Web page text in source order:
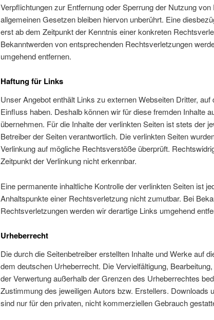
Verpflichtungen zur Entfernung oder Sperrung der Nutzung
allgemeinen Gesetzen bleiben hiervon unberührt. Eine
erst ab dem Zeitpunkt der Kenntnis einer konkreten
Bekanntwerden von entsprechenden Rechtsverletzungen
umgehend entfernen.
Haftung für Links
Unser Angebot enthält Links zu externen Webseiten Dritter, auf
Einfluss haben. Deshalb können wir für diese fremden Inhalte
übernehmen. Für die Inhalte der verlinkten Seiten ist stets der
Betreiber der Seiten verantwortlich. Die verlinkten Seiten
Verlinkung auf mögliche Rechtsverstöße überprüft.
Zeitpunkt der Verlinkung nicht erkennbar.
Eine permanente inhaltliche Kontrolle der verlinkten Seiten ist
Anhaltspunkte einer Rechtsverletzung nicht zumutbar. Bei
Rechtsverletzungen werden wir derartige Links umgehend
Urheberrecht
Die durch die Seitenbetreiber erstellten Inhalte und Werke auf
dem deutschen Urheberrecht. Die Vervielfältigung,
der Verwertung außerhalb der Grenzen des Urheberrechtes
Zustimmung des jeweiligen Autors bzw. Erstellers. Downloads
sind nur für den privaten, nicht kommerziellen Gebrauch